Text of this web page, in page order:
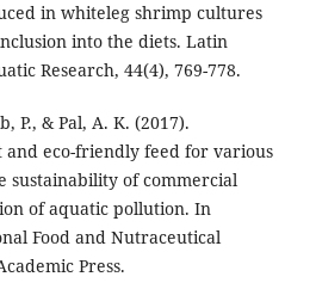
in whiteleg shrimp cultures
into the diets. Latin
Research, 44(4), 769-778.
P., & Pal, A. K. (2017).
and eco-friendly feed for various
sustainability of commercial
of aquatic pollution. In
Food and Nutraceutical
Press.